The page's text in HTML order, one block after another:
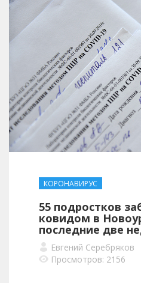
КОРОНАВИРУС
55 подростков
ковидом в
последние две
Евгений Серебряков
Просмотров: 2156